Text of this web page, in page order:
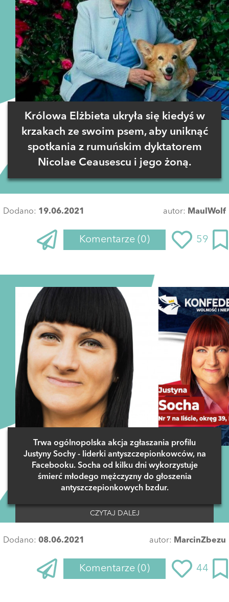
Królowa Elżbieta ukryła się kiedyś w
krzakach ze swoim psem, aby uniknąć
spotkania z rumuńskim dyktatorem
Nicolae Ceausescu i jego żoną.
Dodano: 19.06.2021 autor: MaulWolf
Komentarze (0) 59
Trwa ogólnopolska akcja zgłaszania profilu
Justyny Sochy - liderki antyszczepionkowców, na
Facebooku. Socha od kilku dni wykorzystuje
śmierć młodego mężczyzny do głoszenia
antyszczepionkowych bzdur.
CZYTAJ DALEJ
Dodano: 08.06.2021 autor: MarcinZbezu
Komentarze (0) 44